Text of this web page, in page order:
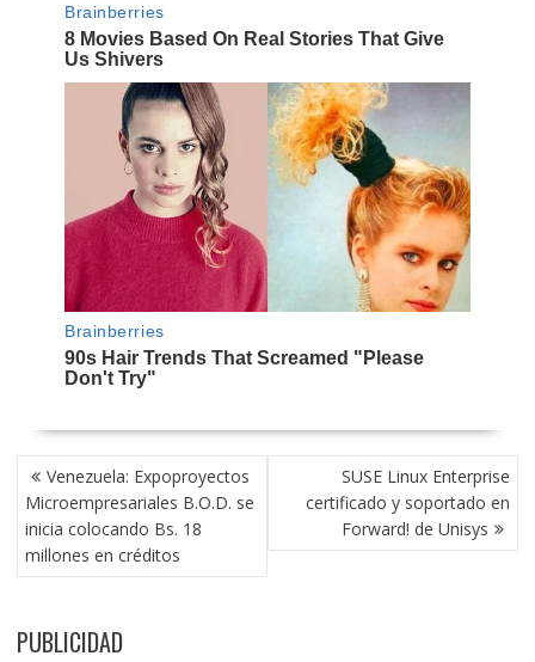
NAVEGACIÓN
DE
ENTRADAS
Venezuela: Expoproyectos
Microempresariales B.O.D. se
inicia colocando Bs. 18
millones en créditos
SUSE Linux Enterprise
certificado y soportado en
Forward! de Unisys
PUBLICIDAD